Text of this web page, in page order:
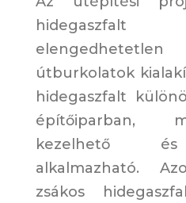
útburkolatok
hidegaszfalt
építőiparban,
kezelhető és
alkalmazható.
zsákos